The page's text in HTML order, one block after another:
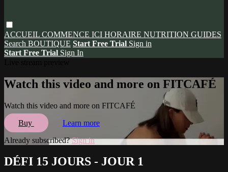
ACCUEIL COMMENCE ICI HORAIRE NUTRITION GUIDES
Search BOUTIQUE Start Free Trial Sign in
Start Free Trial Sign In
Watch this video and more on FITCAFÉ
Watch this video and more on FITCAFÉ
Buy
Learn more
Already subscribed?Sign in
DÉFI 15 JOURS - JOUR 1